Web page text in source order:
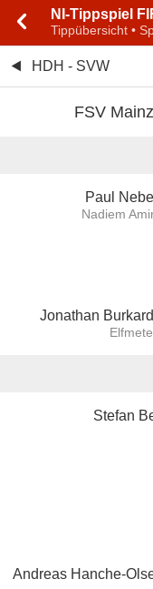
NI-Tippspiel
Tippübersicht •
HDH - SVW
FSV
Paul Nebel
Nadiem
Jonathan
Stefan
Andreas Hanche-